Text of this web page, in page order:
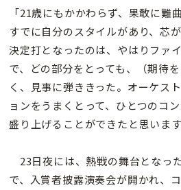
「21歳にもかかわらず、果敢に難
すでに自分のスタイルがあり、芯
決定打となったのは、やはりファ
で、どの部分をとっても、（期待
く、見事に弾ききった。オーケス
ョンをうまくとって、ひとつのコ
盛り上げることができたと思います
23日夜には、熱戦の舞台となっ
で、入賞者披露演奏会が開かれ、